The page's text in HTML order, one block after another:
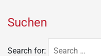
Suchen
Search for: